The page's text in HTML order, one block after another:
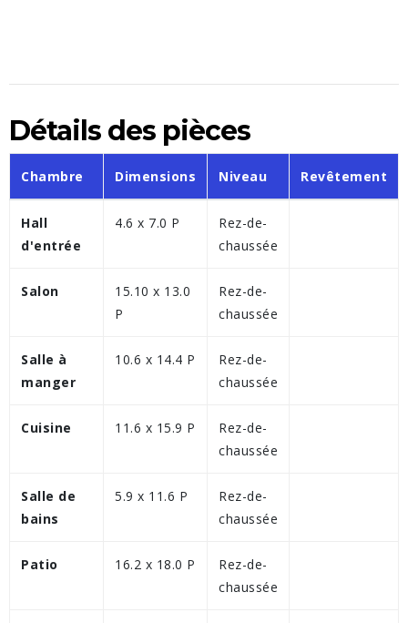
Détails des pièces
Chambre Dimensions Niveau Revêtement
Hall
d'entrée
4.6 x 7.0 P
Rez-de-
chaussée
Salon
15.10 x 13.0
P
Rez-de-
chaussée
Salle à
manger
10.6 x 14.4 P
Rez-de-
chaussée
Cuisine 11.6 x 15.9 P
Rez-de-
chaussée
Salle de
bains
5.9 x 11.6 P
Rez-de-
chaussée
Patio 16.2 x 18.0 P
Rez-de-
chaussée